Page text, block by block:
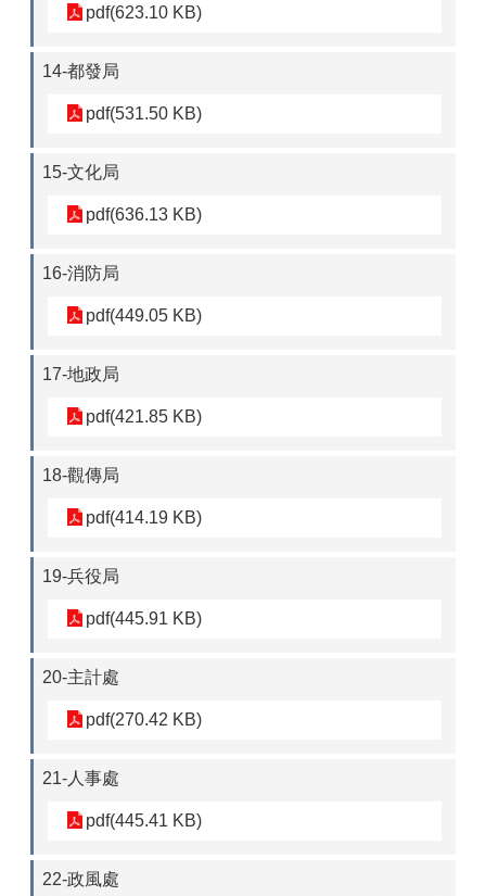
pdf(623.10 KB)
14-都發局
pdf(531.50 KB)
15-文化局
pdf(636.13 KB)
16-消防局
pdf(449.05 KB)
17-地政局
pdf(421.85 KB)
18-觀傳局
pdf(414.19 KB)
19-兵役局
pdf(445.91 KB)
20-主計處
pdf(270.42 KB)
21-人事處
pdf(445.41 KB)
22-政風處